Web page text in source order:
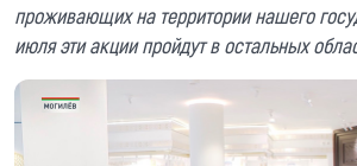
проживающих на территории нашего
июля эти акции пройдут в остальных